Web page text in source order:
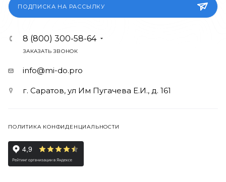
ПОДПИСКА НА РАССЫЛКУ
8 (800) 300-58-64
ЗАКАЗАТЬ ЗВОНОК
info@mi-do.pro
г. Саратов, ул Им Пугачева Е.И., д. 161
ПОЛИТИКА КОНФИДЕНЦИАЛЬНОСТИ